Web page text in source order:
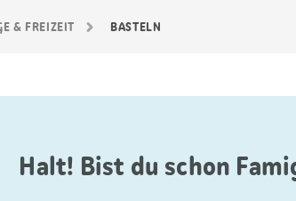
& FREIZEIT BASTELN
Halt! Bist du schon